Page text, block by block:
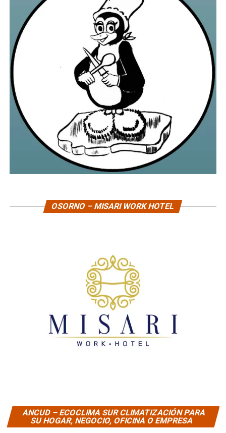
OSORNO – MISARI WORK HOTEL
ANCUD – ECOCLIMA SUR CLIMATIZACIÓN PARA
SU HOGAR, NEGOCIO, OFICINA O EMPRESA